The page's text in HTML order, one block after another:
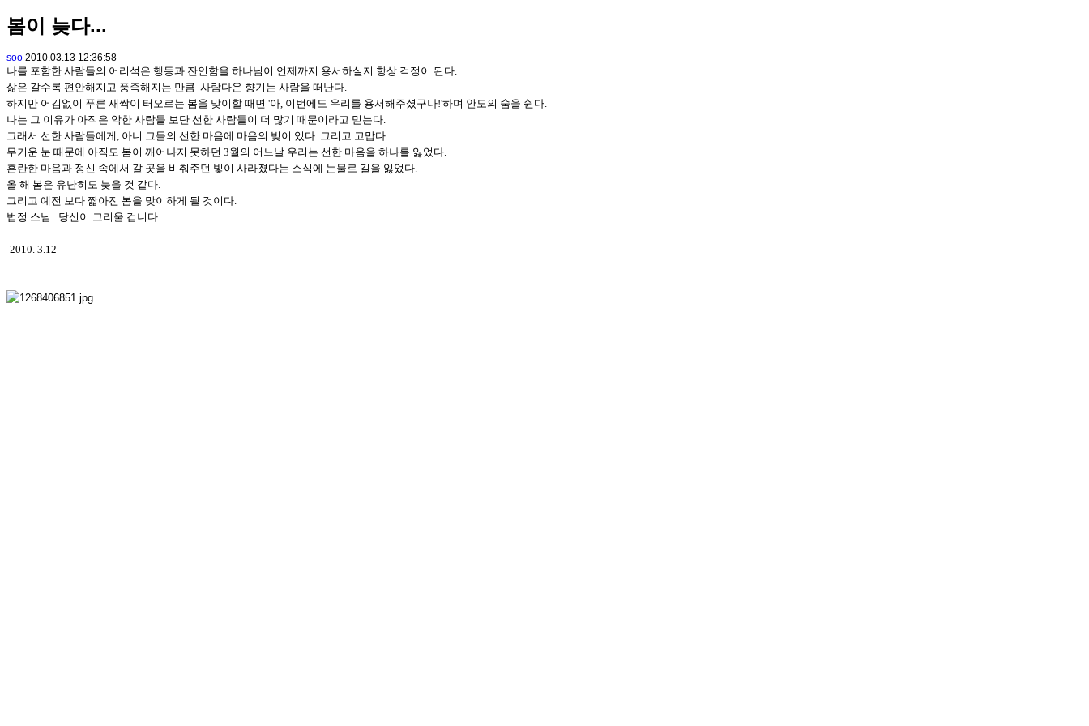
봄이 늦다...
soo 2010.03.13 12:36:58
나를 포함한 사람들의 어리석은 행동과 잔인함을 하나님이 언제까지 용서하실지 항상 걱정이 된다.
삶은 갈수록 편안해지고 풍족해지는 만큼 사람다운 향기는 사람을 떠난다.
하지만 어김없이 푸른 새싹이 터오르는 봄을 맞이할 때면 '아, 이번에도 우리를 용서해주셨구나!'하며 안도의 숨을 쉰다.
나는 그 이유가 아직은 악한 사람들 보단 선한 사람들이 더 많기 때문이라고 믿는다.
그래서 선한 사람들에게, 아니 그들의 선한 마음에 마음의 빚이 있다. 그리고 고맙다.
무거운 눈 때문에 아직도 봄이 깨어나지 못하던 3월의 어느날 우리는 선한 마음을 하나를 잃었다.
혼란한 마음과 정신 속에서 갈 곳을 비춰주던 빛이 사라졌다는 소식에 눈물로 길을 잃었다.
올 해 봄은 유난히도 늦을 것 같다.
그리고 예전 보다 짧아진 봄을 맞이하게 될 것이다.
법정 스님.. 당신이 그리울 겁니다.
-2010. 3.12